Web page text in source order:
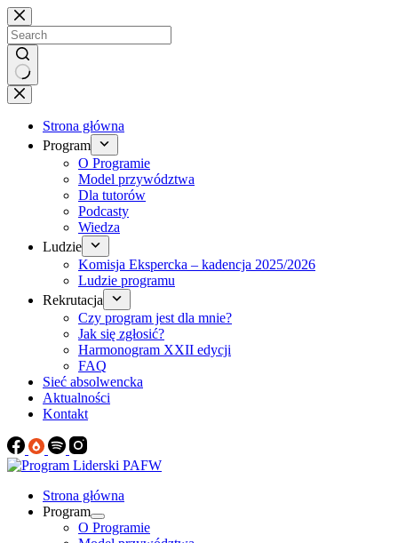
Brak
wyników
Strona główna
Program
O Programie
Model przywództwa
Dla tutorów
Podcasty
Wiedza
Ludzie
Komisja Ekspercka – kadencja 2025/2026
Ludzie programu
Rekrutacja
Czy program jest dla mnie?
Jak się zgłosić?
Harmonogram XXII edycji
FAQ
Sieć absolwencka
Aktualności
Kontakt
Strona główna
Program
O Programie